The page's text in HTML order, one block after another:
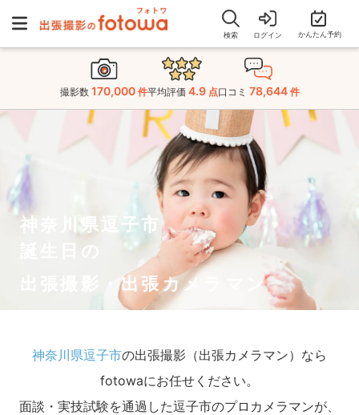
検索 ログイン かんたん予約
撮影数 170,000 件平均評価 4.9 点口コミ 78,644 件
神奈川県逗子市
誕生日の
出張撮影・出張カメラマン
神奈川県逗子市の出張撮影（出張カメラマン）なら
fotowaにお任せください。
面談・実技試験を通過した逗子市のプロカメラマンが、